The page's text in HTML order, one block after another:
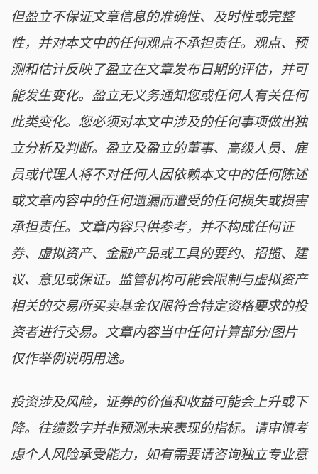
但盈立不保证文章信息的准确性、及时性或完整
性，并对本文中的任何观点不承担责任。观点、预
测和估计反映了盈立在文章发布日期的评估，并可
能发生变化。盈立无义务通知您或任何人有关任何
此类变化。您必须对本文中涉及的任何事项做出独
立分析及判断。盈立及盈立的董事、高级人员、雇
员或代理人将不对任何人因依赖本文中的任何陈述
或文章内容中的任何遗漏而遭受的任何损失或损害
承担责任。文章内容只供参考，并不构成任何证
券、虚拟资产、金融产品或工具的要约、招揽、建
议、意见或保证。监管机构可能会限制与虚拟资产
相关的交易所买卖基金仅限符合特定资格要求的投
资者进行交易。文章内容当中任何计算部分/图片
仅作举例说明用途。
投资涉及风险，证券的价值和收益可能会上升或下
降。往绩数字并非预测未来表现的指标。请审慎考
虑个人风险承受能力，如有需要请咨询独立专业意